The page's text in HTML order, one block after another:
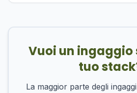
Vuoi un ingaggio
tuo
La maggior parte degli